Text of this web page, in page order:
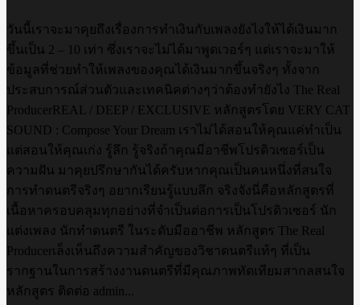
วันนี้เราจะมาคุยถึงเรื่องการทำเงินกับเพลงยังไงให้ได้เงินมาก
ขึ้นเป็น 2 – 10 เท่า ซึ่งเราจะไม่ได้มาพูดเวอร์ๆ แต่เราจะมาให้
ข้อมูลที่ช่วยทำให้เพลงของคุณได้เงินมากขึ้นจริงๆ ทั้งจาก
ประสบการณ์ส่วนตัวและเทคนิคต่างๆว่าต้องทำยังไง The Real
ProducerREAL / DEEP / EXCLUSIVE หลักสูตรโดย VERY CAT
SOUND : Compose Your Dream เราไม่ได้สอนให้คุณแค่ทำเป็น
แต่สอนให้คุณเก่ง รู้ลึก รู้จริงถ้าคุณมีอาชีพโปรดิวเซอร์เป็น
ความฝัน มาคุยปรึกษากันได้ครับหากคุณเป็นคนหนึ่งที่สนใจ
การทำดนตรีจริงๆ อยากเรียนรู้แบบลึก จริงจังนี่คือหลักสูตรที่
เนื้อหาครอบคลุมทุกอย่างที่จำเป็นต่อการเป็นโปรดิวเซอร์ นัก
แต่งเพลง นักทำดนตรี ในระดับมืออาชีพ หลักสูตร The Real
Producerเล็งเห็นถึงความสำคัญของวิชาดนตรีแท้ๆ ที่เป็น
รากฐานในการสร้างงานดนตรีที่มีคุณภาพทัดเทียมสากลสนใจ
หลักสูตร ติดต่อ admin...